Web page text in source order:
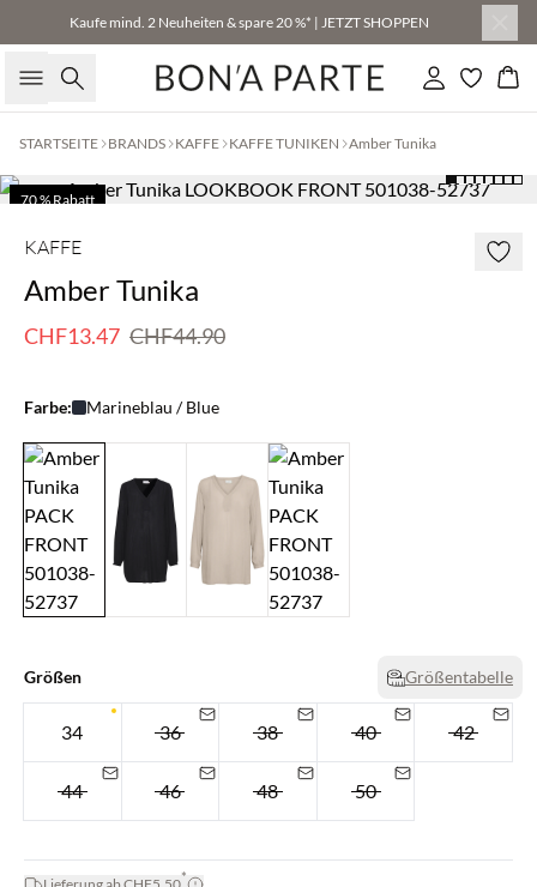
Kaufe mind. 2 Neuheiten & spare 20 %* | JETZT SHOPPEN
Suche Einloggen
STARTSEITE BRANDS KAFFE KAFFE TUNIKEN Amber Tunika
70 % Rabatt
KAFFE
Amber Tunika
CHF13.47 CHF44.90
Farbe: Marineblau / Blue
Größen Größentabelle
34 36 38 40 42
44 46 48 50
*